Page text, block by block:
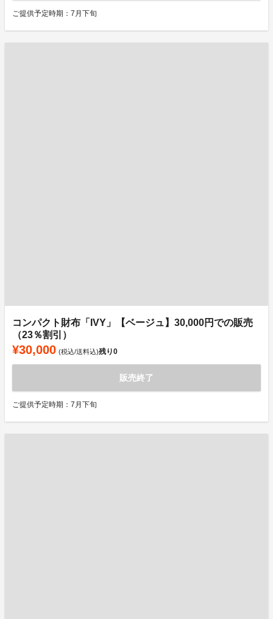
ご提供予定時期：7月下旬
コンパクト財布「IVY」【ベージュ】30,000円での販売
（23％割引）
¥30,000 (税込/送料込)残り0
販売終了
ご提供予定時期：7月下旬